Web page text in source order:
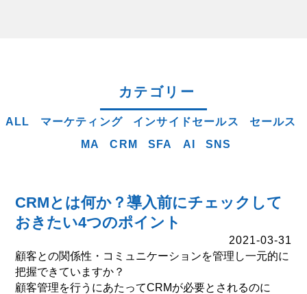
カテゴリー
ALL マーケティング インサイドセールス
セールス
MA
CRM SFA AI SNS
CRMとは何か？導入前にチェックして
おきたい4つのポイント
2021-03-31
顧客との関係性・コミュニケーションを管理し一元的に
把握できていますか？
顧客管理を行うにあたってCRMが必要とされるのに